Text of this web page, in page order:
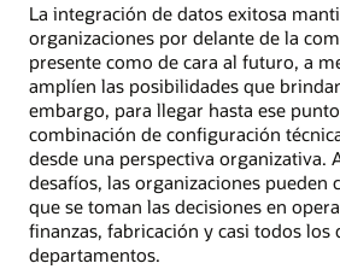
La integración de datos exitosa
organizaciones por delante de la
presente como de cara al futuro, a
amplíen las posibilidades que
embargo, para llegar hasta ese
combinación de configuración
desde una perspectiva organizativa.
desafíos, las organizaciones pueden
que se toman las decisiones en
finanzas, fabricación y casi todos los
departamentos.